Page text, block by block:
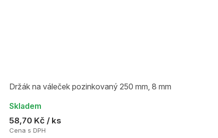
Držák na váleček pozinkovaný 250 mm, 8 mm
Skladem
58,70 Kč / ks
Cena s DPH